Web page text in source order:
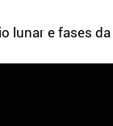
lunar e fases